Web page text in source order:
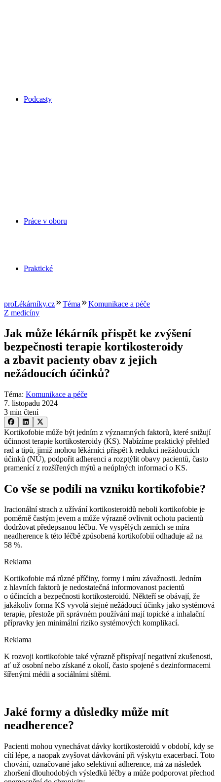
Podcasty
Práce v oboru
Praktické
proLékárníky.cz Téma
Komunikace a péče
Z medicíny
Jak může lékárník přispět ke zvýšení
bezpečnosti terapie kortikosteroidy
a zbavit pacienty obav z jejich
nežádoucích účinků?
Téma: Komunikace a péče
7. listopadu 2024
3 min čtení
Kortikofobie může být jedním z významných faktorů, které snižují
účinnost terapie kortikosteroidy (KS). Nabízíme praktický přehled
rad a tipů, jimiž mohou lékárníci přispět k redukci nežádoucích
účinků (NÚ), podpořit adherenci a rozptýlit obavy pacientů, často
pramenící z rozšířených mýtů a neúplných informací o KS.
Co vše se podílí na vzniku kortikofobie?
Iracionální strach z užívání kortikosteroidů neboli kortikofobie je
poměrně častým jevem a může výrazně ovlivnit ochotu pacientů
dodržovat předepsanou léčbu. Ve vyspělých zemích se míra
neadherence k této léčbě způsobená kortikofobií odhaduje až na
58 %.
Reklama
Kortikofobie má různé příčiny, formy i míru závažnosti. Jedním
z hlavních faktorů je nedostatečná informovanost pacientů
o účincích a bezpečnosti kortikosteroidů. Někteří se obávají, že
jakákoliv forma KS vyvolá stejné nežádoucí účinky jako systémová
terapie, přestože při správném používání mají topické a inhalační
přípravky jen minimální riziko systémových komplikací.
Reklama
K rozvoji kortikofobie také výrazně přispívají negativní zkušenosti,
ať už osobní nebo získané z okolí, často spojené s dezinformacemi
šířenými médii a sociálními sítěmi.
Jaké formy a důsledky může mít
neadherence?
Pacienti mohou vynechávat dávky kortikosteroidů v období, kdy se
cítí lépe, a naopak zvyšovat dávkování při výskytu exacerbací. Toto
chování, označované jako selektivní adherence, má za následek
zhoršení dlouhodobých výsledků léčby a může podporovat přechod